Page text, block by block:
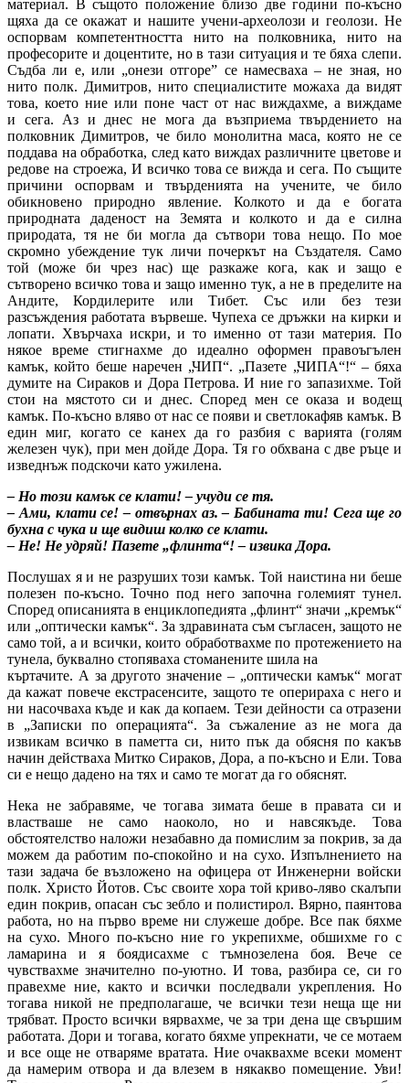
материал. В същото положение близо две години по-късно
щяха да се окажат и нашите учени-археолози и геолози. Не
оспорвам компетентността нито на полковника, нито на
професорите и доцентите, но в тази ситуация и те бяха слепи.
Съдба ли е, или „онези отгоре” се намесваха – не зная, но
нито полк. Димитров, нито специалистите можаха да видят
това, което ние или поне част от нас виждахме, а виждаме
и сега. Аз и днес не мога да възприема твърдението на
полковник Димитров, че било монолитна маса, която не се
поддава на обработка, след като виждах различните цветове и
редове на строежа, И всичко това се вижда и сега. По същите
причини оспорвам и твърденията на учените, че било
обикновено природно явление. Колкото и да е богата
природната даденост на Земята и колкото и да е силна
природата, тя не би могла да сътвори това нещо. По мое
скромно убеждение тук личи почеркът на Създателя. Само
той (може би чрез нас) ще разкаже кога, как и защо е
сътворено всичко това и защо именно тук, а не в пределите на
Андите, Кордилерите или Тибет. Със или без тези
разсъждения работата вървеше. Чупеха се дръжки на кирки и
лопати. Хвърчаха искри, и то именно от тази материя. По
някое време стигнахме до идеално оформен правоъгълен
камък, който беше наречен „ЧИП“. „Пазете „ЧИПА“!“ – бяха
думите на Сираков и Дора Петрова. И ние го запазихме. Той
стои на мястото си и днес. Според мен се оказа и водещ
камък. По-късно вляво от нас се появи и светлокафяв камък. В
един миг, когато се канех да го разбия с варията (голям
железен чук), при мен дойде Дора. Тя го обхвана с две ръце и
изведнъж подскочи като ужилена.
– Но този камък се клати! – учуди се тя.
– Ами, клати се! – отвърнах аз. – Бабината ти! Сега ще го
бухна с чука и ще видиш колко се клати.
– Не! Не удряй! Пазете „флинта“! – извика Дора.
Послушах я и не разруших този камък. Той наистина ни беше
полезен по-късно. Точно под него започна големият тунел.
Според описанията в енциклопедията „флинт“ значи „кремък“
или „оптически камък“. За здравината съм съгласен, защото не
само той, а и всички, които обработвахме по протежението на
тунела, буквално стопяваха стоманените шила на
къртачите. А за другото значение – „оптически камък“ могат
да кажат повече екстрасенсите, защото те оперираха с него и
ни насочваха къде и как да копаем. Тези дейности са отразени
в „Записки по операцията“. За съжаление аз не мога да
извикам всичко в паметта си, нито пък да обясня по какъв
начин действаха Митко Сираков, Дора, а по-късно и Ели. Това
си е нещо дадено на тях и само те могат да го обяснят.
Нека не забравяме, че тогава зимата беше в правата си и
властваше не само наоколо, но и навсякъде. Това
обстоятелство наложи незабавно да помислим за покрив, за да
можем да работим по-спокойно и на сухо. Изпълнението на
тази задача бе възложено на офицера от Инженерни войски
полк. Христо Йотов. Със своите хора той криво-ляво скалъпи
един покрив, опасан със зебло и полистирол. Вярно, паянтова
работа, но на първо време ни служеше добре. Все пак бяхме
на сухо. Много по-късно ние го укрепихме, обшихме го с
ламарина и я боядисахме с тъмнозелена боя. Вече се
чувствахме значително по-уютно. И това, разбира се, си го
правехме ние, както и всички последвали укрепления. Но
тогава никой не предполагаше, че всички тези неща ще ни
трябват. Просто всички вярвахме, че за три дена ще свършим
работата. Дори и тогава, когато бяхме упрекнати, че се мотаем
и все още не отваряме вратата. Ние очаквахме всеки момент
да намерим отвора и да влезем в някакво помещение. Уви!